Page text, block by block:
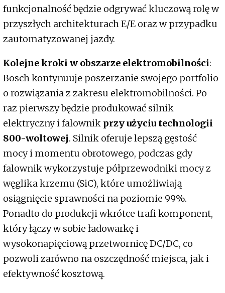
funkcjonalność będzie odgrywać kluczową rolę w
przyszłych architekturach E/E oraz w przypadku
zautomatyzowanej jazdy.
Kolejne kroki w obszarze elektromobilności:
Bosch kontynuuje poszerzanie swojego portfolio
o rozwiązania z zakresu elektromobilności. Po
raz pierwszy będzie produkować silnik
elektryczny i falownik przy użyciu technologii
800-woltowej. Silnik oferuje lepszą gęstość
mocy i momentu obrotowego, podczas gdy
falownik wykorzystuje półprzewodniki mocy z
węglika krzemu (SiC), które umożliwiają
osiągnięcie sprawności na poziomie 99%.
Ponadto do produkcji wkrótce trafi komponent,
który łączy w sobie ładowarkę i
wysokonapięciową przetwornicę DC/DC, co
pozwoli zarówno na oszczędność miejsca, jak i
efektywność kosztową.